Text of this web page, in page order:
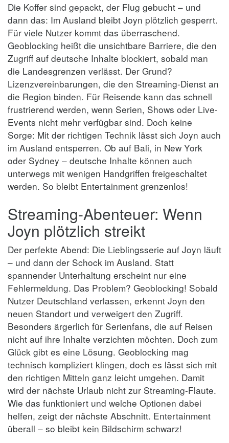
Die Koffer sind gepackt, der Flug gebucht – und
dann das: Im Ausland bleibt Joyn plötzlich gesperrt.
Für viele Nutzer kommt das überraschend.
Geoblocking heißt die unsichtbare Barriere, die den
Zugriff auf deutsche Inhalte blockiert, sobald man
die Landesgrenzen verlässt. Der Grund?
Lizenzvereinbarungen, die den Streaming-Dienst an
die Region binden. Für Reisende kann das schnell
frustrierend werden, wenn Serien, Shows oder Live-
Events nicht mehr verfügbar sind. Doch keine
Sorge: Mit der richtigen Technik lässt sich Joyn auch
im Ausland entsperren. Ob auf Bali, in New York
oder Sydney – deutsche Inhalte können auch
unterwegs mit wenigen Handgriffen freigeschaltet
werden. So bleibt Entertainment grenzenlos!
Streaming-Abenteuer: Wenn
Joyn plötzlich streikt
Der perfekte Abend: Die Lieblingsserie auf Joyn läuft
– und dann der Schock im Ausland. Statt
spannender Unterhaltung erscheint nur eine
Fehlermeldung. Das Problem? Geoblocking! Sobald
Nutzer Deutschland verlassen, erkennt Joyn den
neuen Standort und verweigert den Zugriff.
Besonders ärgerlich für Serienfans, die auf Reisen
nicht auf ihre Inhalte verzichten möchten. Doch zum
Glück gibt es eine Lösung. Geoblocking mag
technisch kompliziert klingen, doch es lässt sich mit
den richtigen Mitteln ganz leicht umgehen. Damit
wird der nächste Urlaub nicht zur Streaming-Flaute.
Wie das funktioniert und welche Optionen dabei
helfen, zeigt der nächste Abschnitt. Entertainment
überall – so bleibt kein Bildschirm schwarz!